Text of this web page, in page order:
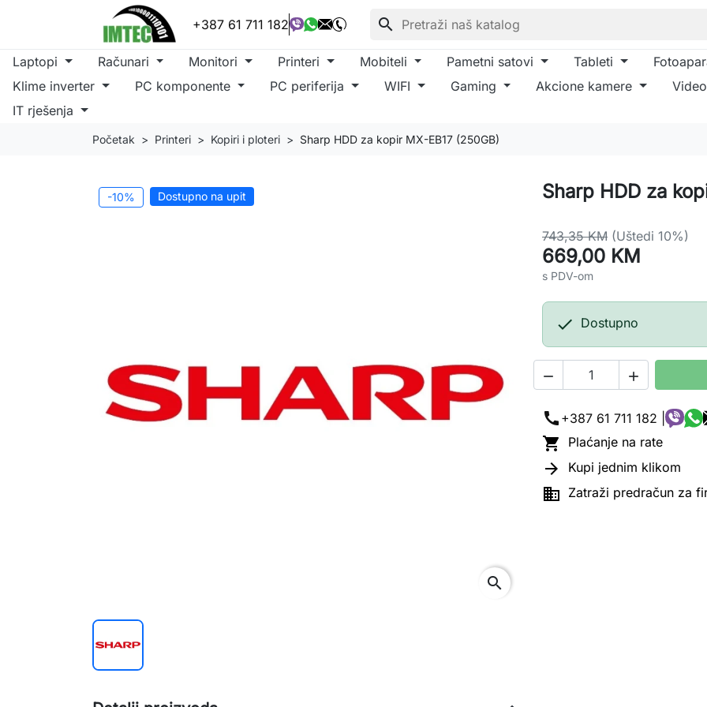
+387 61 711 182 search
Laptopi Računari Monitori Printeri Mobiteli Pametni satovi Tableti
Klime inverter
PC komponente PC periferija WIFI Gaming Akcione kamere
IT rješenja
Početak Printeri Kopiri i ploteri Sharp HDD za kopir MX-EB17 (250GB)
-10% Dostupno na upit
search
Sharp HDD za
743,35 KM (Uštedi 10%)
669,00 KM
s PDV-om
 Dostupno
 
call +387 61 711 182 |
 Plaćanje na rate
 Kupi jednim klikom
 Zatraži predračun za